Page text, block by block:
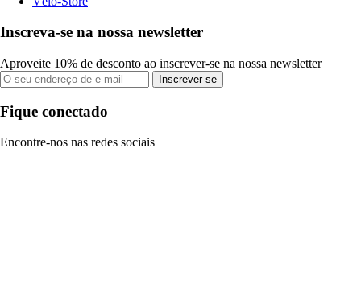
Inscreva-se na nossa newsletter
Aproveite 10% de desconto ao inscrever-se na nossa newsletter
Inscrever-se
Fique conectado
Encontre-nos nas redes sociais